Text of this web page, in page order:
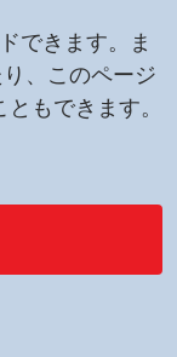
できます。ま
、このページ
もできます。